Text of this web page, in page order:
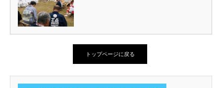
トップページに戻る